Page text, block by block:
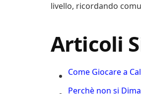
livello, ricordando
Articoli
Come Giocare a
Perchè non si